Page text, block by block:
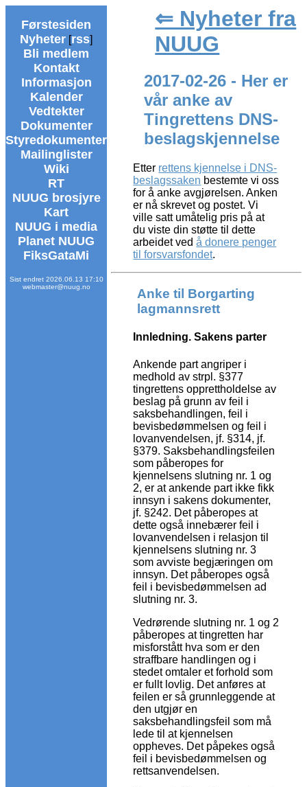
Førstesiden
Nyheter [rss]
Bli medlem
Kontakt
Informasjon
Kalender
Vedtekter
Dokumenter
Styredokumenter
Mailinglister
Wiki
RT
NUUG brosjyre
Kart
NUUG i media
Planet NUUG
FiksGataMi
Sist endret 2026.06.13 17:10
webmaster@nuug.no
⇐ Nyheter fra
NUUG
2017-02-26 - Her er
vår anke av
Tingrettens DNS-
beslagskjennelse
Etter rettens kjennelse i DNS-
beslagssaken bestemte vi oss
for å anke avgjørelsen. Anken
er nå skrevet og postet. Vi
ville satt umåtelig pris på at
du viste din støtte til dette
arbeidet vedå donere penger
til forsvarsfondet.
Anke til Borgarting
lagmannsrett
Innledning. Sakens parter
Ankende part angriper i
medhold av strpl. §377
tingrettens opprettholdelse av
beslag på grunn av feil i
saksbehandlingen, feil i
bevisbedømmelsen og feil i
lovanvendelsen, jf. §314, jf.
§379. Saksbehandlingsfeilen
som påberopes for
kjennelsens slutning nr. 1 og
2, er at ankende part ikke fikk
innsyn i sakens dokumenter,
jf. §242. Det påberopes at
dette også innebærer feil i
lovanvendelsen i relasjon til
kjennelsens slutning nr. 3
som avviste begjæringen om
innsyn. Det påberopes også
feil i bevisbedømmelsen ad
slutning nr. 3.
Vedrørende slutning nr. 1 og 2
påberopes at tingretten har
misforstått hva som er den
straffbare handlingen og i
stedet omtaler et forhold som
er fullt lovlig. Det anføres at
feilen er så grunnleggende at
den utgjør en
saksbehandlingsfeil som må
lede til at kjennelsen
oppheves. Det påpekes også
feil i bevisbedømmelsen og
rettsanvendelsen.